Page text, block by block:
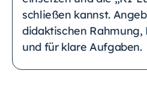
schließen kannst.
didaktischen Rahmung,
und für klare Aufgaben.